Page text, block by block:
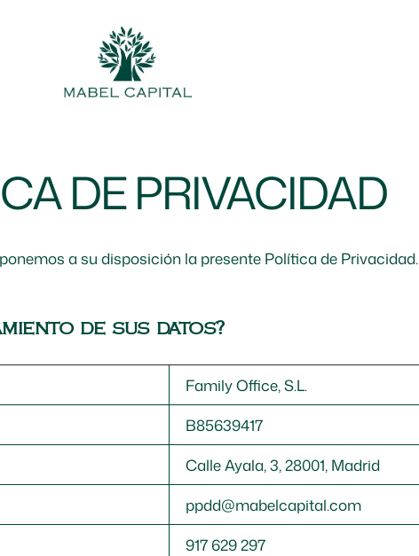
DE PRIVACIDAD
a su disposición la presente Política de Privacidad.
de sus datos?
Family Office, S.L.
B85639417
Calle Ayala, 3, 28001, Madrid
ppdd@mabelcapital.com
917 629 297